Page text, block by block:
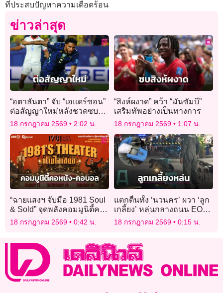
ที่ประสบปัญหาความเดือดร้อน
ข่าวล่าสุด
“อตาลันตา” จับ “เอแดร์ซอน”
ต่อสัญญาใหม่หลังชวดซบผี
แดง
18 กรกฎาคม 2569 2:02 น.
“สิงห์ผงาด” คว้า “มันซัมบี”
เสริมทัพอย่างเป็นทางการ
18 กรกฎาคม 2569 1:07 น.
“ฉายแสงฯ จับมือ 1981 Soul
& Sold” จุดพลังคอมมูนิตี้คอ
หนัง-คอบอล
18 กรกฎาคม 2569 0:42 น.
แตกตื่นทั้ง ‘นวนคร’ ผวา ‘ลูก
เกลี้ยง’ หล่นกลางถนน EOD
เก็บกู้ พบเป็นเพียง ‘โมเดล
ระเบิด M67’
18 กรกฎาคม 2569 0:15 น.